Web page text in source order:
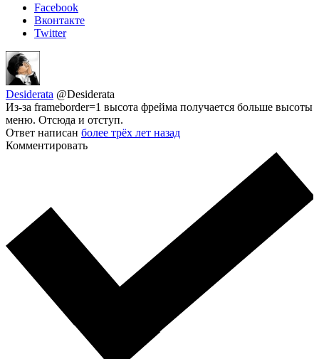
Facebook
Вконтакте
Twitter
Desiderata @Desiderata
Из-за frameborder=1 высота фрейма получается больше высоты
меню. Отсюда и отступ.
Ответ написан более трёх лет назад
Комментировать